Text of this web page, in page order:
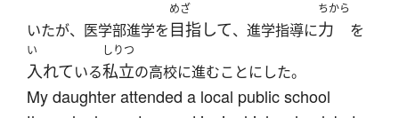
いたが、医学部進学を
めざ
目指して、進学指導に
ちから
力 を
い
入れている
しりつ
私立の高校に進むことにした。
My daughter attended a local public school